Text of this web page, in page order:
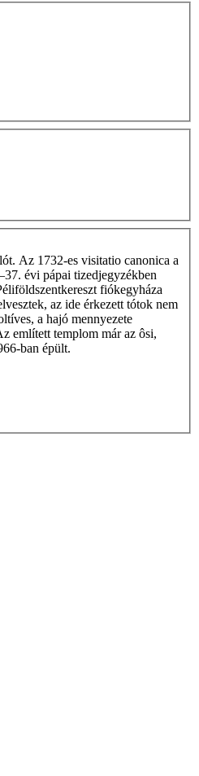
Az 1732-es visitatio canonica a
évi pápai tizedjegyzékben
fiókegyháza
az ide érkezett tótok nem
a hajó mennyezete
említett templom már az ôsi,
ban épült.